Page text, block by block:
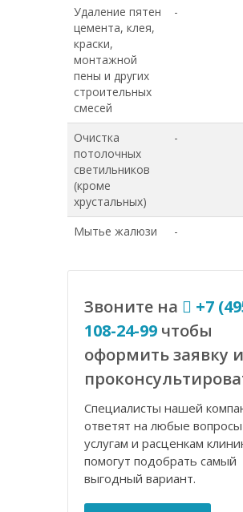
Удаление пятен
цемента, клея,
краски,
монтажной
пены и других
строительных
смесей
-
Очистка
потолочных
светильников
(кроме
хрустальных)
-
Мытье жалюзи -
Звоните на
+7
108-24-99 чтобы
оформить заявку
Специалисты нашей
ответят на любые
услугам и расценкам
помогут подобрать самый
выгодный вариант.